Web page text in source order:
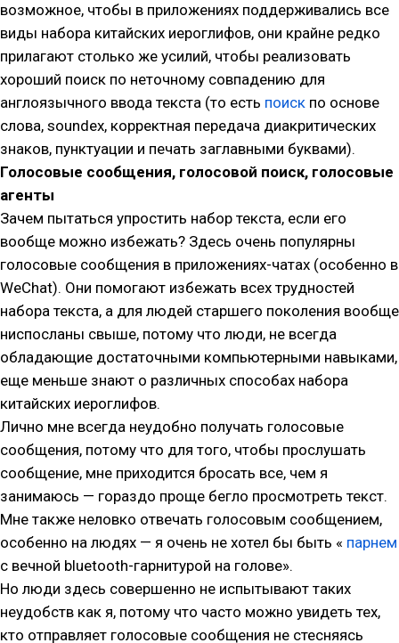
возможное, чтобы в приложениях поддерживались все
виды набора китайских иероглифов, они крайне редко
прилагают столько же усилий, чтобы реализовать
хороший поиск по неточному совпадению для
англоязычного ввода текста (то есть поиск по основе
слова, soundex, корректная передача диакритических
знаков, пунктуации и печать заглавными буквами).
Голосовые сообщения, голосовой поиск, голосовые
агенты
Зачем пытаться упростить набор текста, если его
вообще можно избежать? Здесь очень популярны
голосовые сообщения в приложениях-чатах (особенно в
WeChat). Они помогают избежать всех трудностей
набора текста, а для людей старшего поколения вообще
ниспосланы свыше, потому что люди, не всегда
обладающие достаточными компьютерными навыками,
еще меньше знают о различных способах набора
китайских иероглифов.
Лично мне всегда неудобно получать голосовые
сообщения, потому что для того, чтобы прослушать
сообщение, мне приходится бросать все, чем я
занимаюсь — гораздо проще бегло просмотреть текст.
Мне также неловко отвечать голосовым сообщением,
особенно на людях — я очень не хотел бы быть « парнем
с вечной bluetooth-гарнитурой на голове».
Но люди здесь совершенно не испытывают таких
неудобств как я, потому что часто можно увидеть тех,
кто отправляет голосовые сообщения не стесняясь